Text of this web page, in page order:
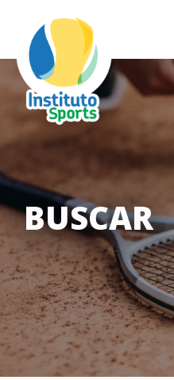
BUSCAR